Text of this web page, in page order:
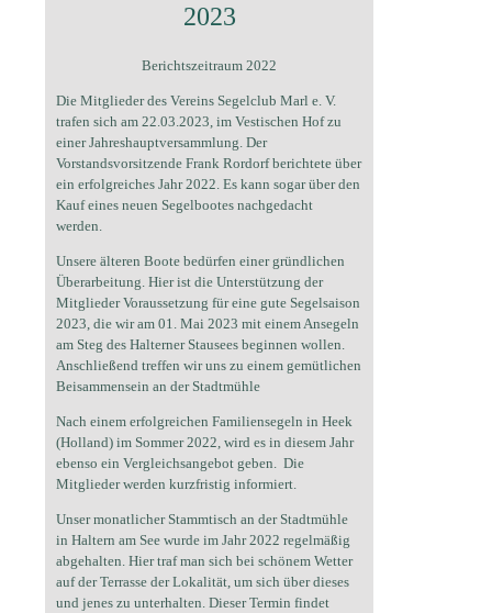
2023
Berichtszeitraum 2022
Die Mitglieder des Vereins Segelclub Marl e. V.
trafen sich am 22.03.2023, im Vestischen Hof zu
einer Jahreshauptversammlung. Der
Vorstandsvorsitzende Frank Rordorf berichtete über
ein erfolgreiches Jahr 2022. Es kann sogar über den
Kauf eines neuen Segelbootes nachgedacht
werden.
Unsere älteren Boote bedürfen einer gründlichen
Überarbeitung. Hier ist die Unterstützung der
Mitglieder Voraussetzung für eine gute Segelsaison
2023, die wir am 01. Mai 2023 mit einem Ansegeln
am Steg des Halterner Stausees beginnen wollen.
Anschließend treffen wir uns zu einem gemütlichen
Beisammensein an der Stadtmühle
Nach einem erfolgreichen Familiensegeln in Heek
(Holland) im Sommer 2022, wird es in diesem Jahr
ebenso ein Vergleichsangebot geben. Die
Mitglieder werden kurzfristig informiert.
Unser monatlicher Stammtisch an der Stadtmühle
in Haltern am See wurde im Jahr 2022 regelmäßig
abgehalten. Hier traf man sich bei schönem Wetter
auf der Terrasse der Lokalität, um sich über dieses
und jenes zu unterhalten. Dieser Termin findet